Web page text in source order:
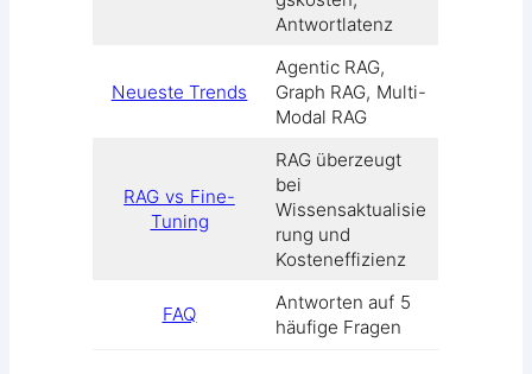
Antwortlatenz
Neueste Trends
Agentic RAG,
Graph RAG, Multi-
Modal RAG
RAG vs Fine-
Tuning
RAG überzeugt
bei
Wissensaktualisie
rung und
Kosteneffizienz
FAQ
Antworten auf 5
häufige Fragen